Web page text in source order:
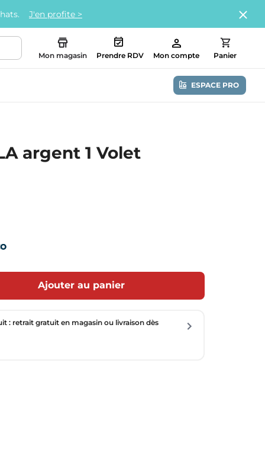
J'en profite >
Mon magasin Prendre RDV Mon compte Panier
ESPACE PRO
argent 1 Volet
Ajouter au panier
: retrait gratuit en magasin ou livraison dès